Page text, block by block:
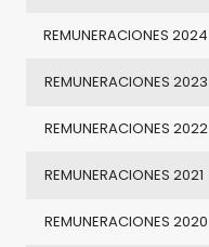
REMUNERACIONES 2024
REMUNERACIONES 2023
REMUNERACIONES 2022
REMUNERACIONES 2021
REMUNERACIONES 2020